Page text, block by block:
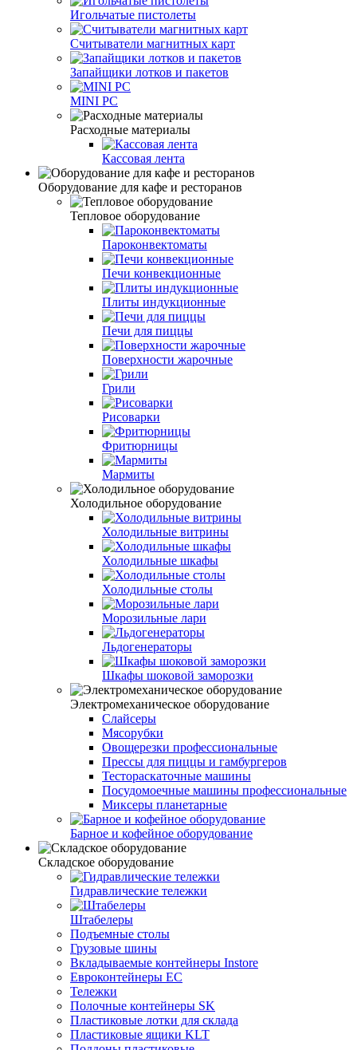
Игольчатые пистолеты
Считыватели магнитных карт
Запайщики лотков и пакетов
MINI PC
Расходные материалы
Кассовая лента
Оборудование для кафе и ресторанов
Тепловое оборудование
Пароконвектоматы
Печи конвекционные
Плиты индукционные
Печи для пиццы
Поверхности жарочные
Грили
Рисоварки
Фритюрницы
Мармиты
Холодильное оборудование
Холодильные витрины
Холодильные шкафы
Холодильные столы
Морозильные лари
Льдогенераторы
Шкафы шоковой заморозки
Электромеханическое оборудование
Слайсеры
Мясорубки
Овощерезки профессиональные
Прессы для пиццы и гамбургеров
Тестораскаточные машины
Посудомоечные машины профессиональные
Миксеры планетарные
Барное и кофейное оборудование
Складское оборудование
Гидравлические тележки
Штабелеры
Подъемные столы
Грузовые шины
Вкладываемые контейнеры Instore
Евроконтейнеры ЕС
Тележки
Полочные контейнеры SK
Пластиковые лотки для склада
Пластиковые ящики KLT